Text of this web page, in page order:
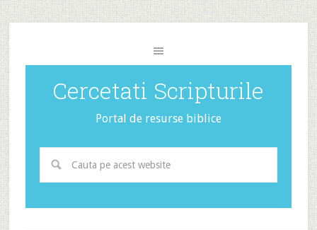
Cercetati Scripturile
Portal de resurse biblice